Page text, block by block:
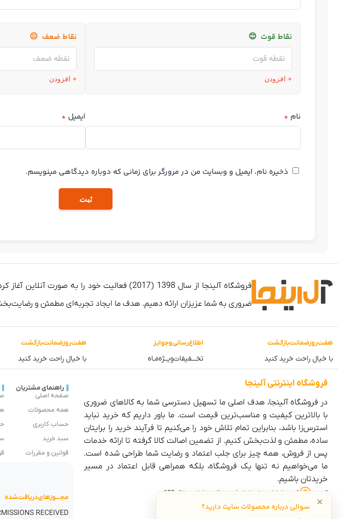
نقاط قوت 😊
+ افزودن
نقاط ضعف 😐
+ افزودن
نام * ایمیل *
ذخیره نام، ایمیل و وبسایت من در مرورگر برای زمانی که دوباره دیدگاهی مینویسم.
ثبت
ضروری به شما عزیزان ارائه دهیم. هدف ما ایجاد تجربه‌ای مطمئن و
هفت‌روز‌ضمانت‌بازگشت
با خیال راحت خرید کنید
اطلاع‌رسانی‌و‌جوایز
تخـــفیفات‌ویــژه‌مـاه
هفت‌روز‌ضمانت‌بازگشت
با خیال راحت خرید کنید
فروشگاه‌ اینترنتی‌ آلینجا
در فروشگاه آلینجا، هدف اصلی ما تسهیل دسترسی شما به کالاهای ضروری
با بالاترین کیفیت و مناسب‌ترین قیمت است. ما باور داریم که خرید نباید
استرس‌زا باشد، بنابراین تمام تلاش خود را می‌کنیم تا فرآیند خرید را برایتان
ساده، مطمئن و لذت‌بخش کنیم. از تضمین اصالت کالا گرفته تا ارائه خدمات
پس از فروش، همه چیز برای جلب اعتماد و رضایت شما طراحی شده است.
ما می‌خواهیم نه تنها یک فروشگاه، بلکه همراهی قابل اعتماد در مسیر
خریدتان باشیم.
آدرس کرج، خیابان بهار، بلوار شهید نژاد رمضانی، پلاک 123
راهنمای مشتریان
صفحه اصلی
همه محصولات
حساب کاربری
سبد خرید
قوانین و مقررات
مجـــوز‌های‌دریافت‌شده
RECEIVED
× سوالی درباره محصولات سایت دارید؟